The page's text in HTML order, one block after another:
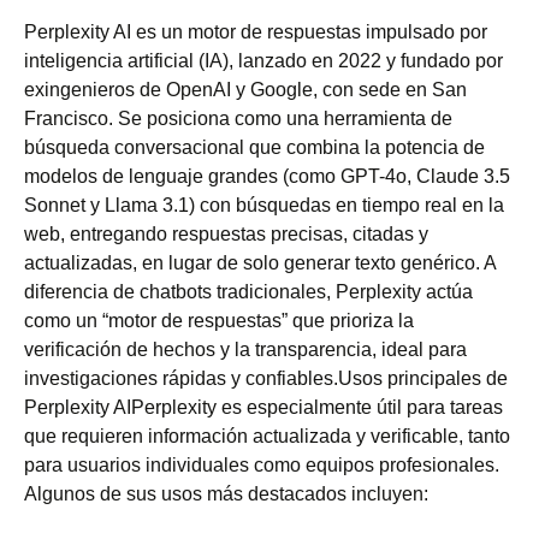
Perplexity AI es un motor de respuestas impulsado por
inteligencia artificial (IA), lanzado en 2022 y fundado por
exingenieros de OpenAI y Google, con sede en San
Francisco. Se posiciona como una herramienta de
búsqueda conversacional que combina la potencia de
modelos de lenguaje grandes (como GPT-4o, Claude 3.5
Sonnet y Llama 3.1) con búsquedas en tiempo real en la
web, entregando respuestas precisas, citadas y
actualizadas, en lugar de solo generar texto genérico. A
diferencia de chatbots tradicionales, Perplexity actúa
como un “motor de respuestas” que prioriza la
verificación de hechos y la transparencia, ideal para
investigaciones rápidas y confiables.Usos principales de
Perplexity AIPerplexity es especialmente útil para tareas
que requieren información actualizada y verificable, tanto
para usuarios individuales como equipos profesionales.
Algunos de sus usos más destacados incluyen: